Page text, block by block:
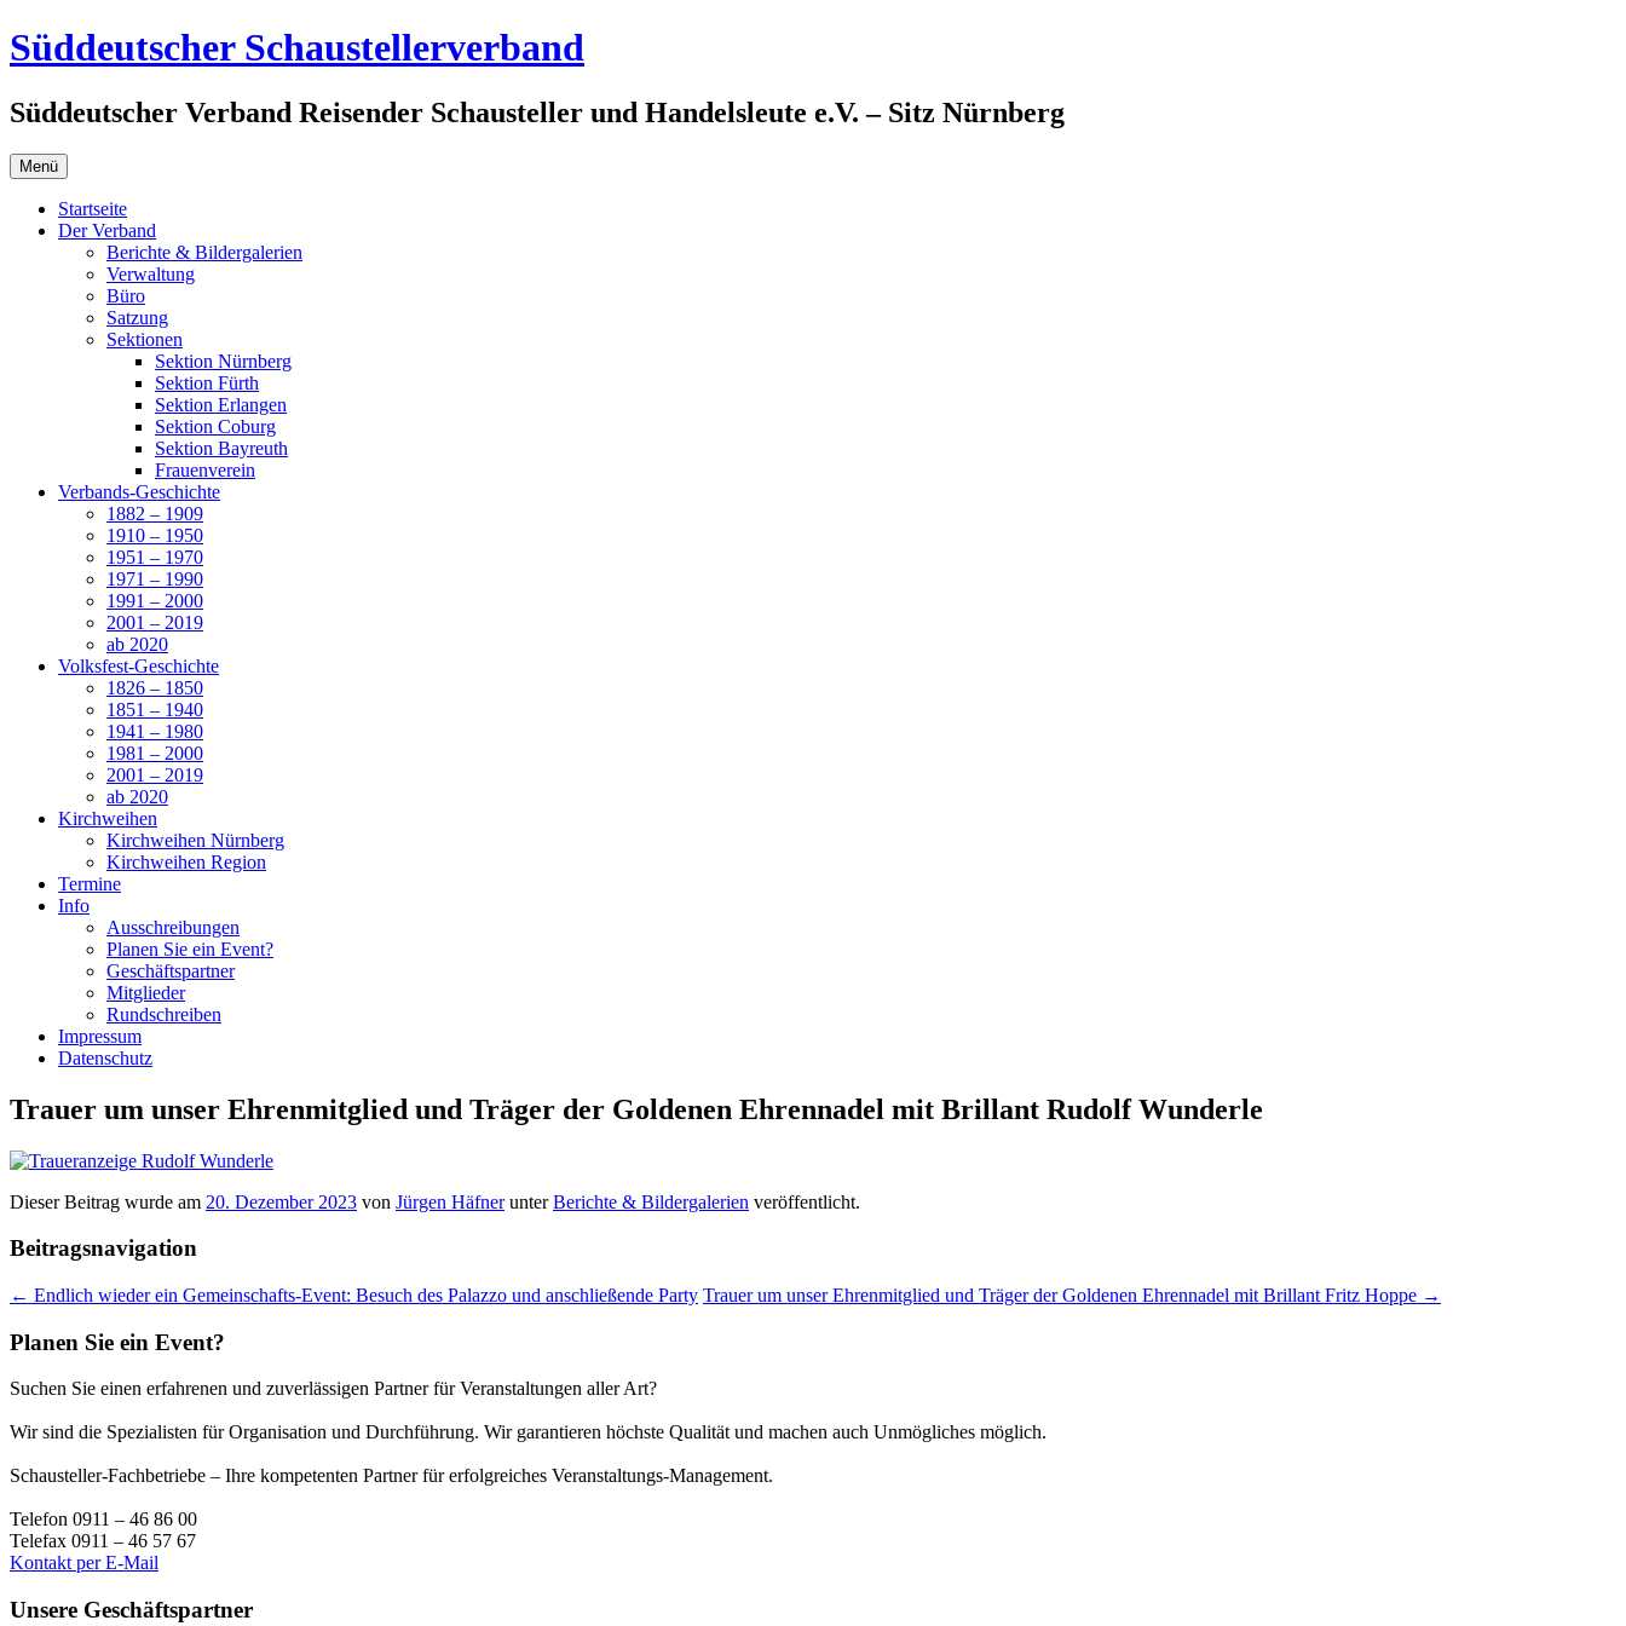
Zum
Inhalt
Süddeutscher Schaustellerverband
Süddeutscher Verband Reisender Schausteller und Handelsleute e.V. – Sitz Nürnberg
Menü
Startseite
Der Verband
Berichte & Bildergalerien
Verwaltung
Büro
Satzung
Sektionen
Sektion Nürnberg
Sektion Fürth
Sektion Erlangen
Sektion Coburg
Sektion Bayreuth
Frauenverein
Verbands-Geschichte
1882 – 1909
1910 – 1950
1951 – 1970
1971 – 1990
1991 – 2000
2001 – 2019
ab 2020
Volksfest-Geschichte
1826 – 1850
1851 – 1940
1941 – 1980
1981 – 2000
2001 – 2019
ab 2020
Kirchweihen
Kirchweihen Nürnberg
Kirchweihen Region
Termine
Info
Ausschreibungen
Planen Sie ein Event?
Geschäftspartner
Mitglieder
Rundschreiben
Impressum
Datenschutz
Trauer um unser Ehrenmitglied und Träger der Goldenen Ehrennadel mit Brillant Rudolf Wunderle
Dieser Beitrag wurde am 20. Dezember 2023 von Jürgen HäfnerunterBerichte & Bildergalerien veröffentlicht.
Beitragsnavigation
← Endlich wieder ein Gemeinschafts-Event: Besuch des Palazzo und anschließende Party Trauer um unser Ehrenmitglied und Träger der Goldenen Ehrennadel mit Brillant Fritz Hoppe →
Planen Sie ein Event?
Suchen Sie einen erfahrenen und zuverlässigen Partner für Veranstaltungen aller Art?
Wir sind die Spezialisten für Organisation und Durchführung. Wir garantieren höchste Qualität und machen auch Unmögliches möglich.
Schausteller-Fachbetriebe – Ihre kompetenten Partner für erfolgreiches Veranstaltungs-Management.
Telefon 0911 – 46 86 00
Telefax 0911 – 46 57 67
Kontakt per E-Mail
Unsere Geschäftspartner